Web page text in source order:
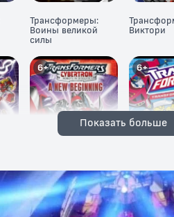
Трансформеры:
Воины великой
силы
Виктори
6+
Трансформеры:
Кибертрон
6+
(2007)
Показать больше